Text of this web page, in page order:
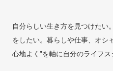
自分らしい生き方を見つけたい
をしたい。暮らしや仕事、オシ
心地よく”を軸に自分のライフス